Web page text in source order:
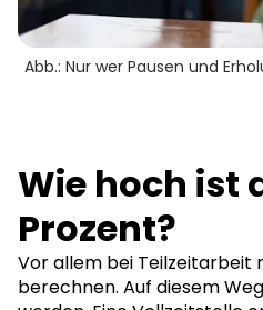
Abb.: Nur wer Pausen und
Wie hoch ist
Prozent?
Vor allem bei Teilzeitarbeit
berechnen. Auf diesem